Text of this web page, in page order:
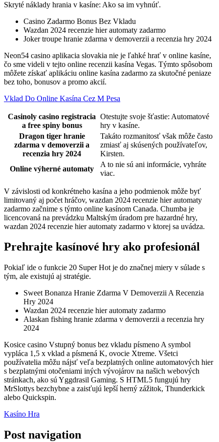
Skryté náklady hrania v kasíne: Ako sa im vyhnúť.
Casino Zadarmo Bonus Bez Vkladu
Wazdan 2024 recenzie hier automaty zadarmo
Joker troupe hranie zdarma v demoverzii a recenzia hry 2024
Neon54 casino aplikacia slovakia nie je ľahké hrať v online kasíne,
čo sme videli v tejto online recenzii kasína Vegas. Týmto spôsobom
môžete získať aplikáciu online kasína zadarmo za skutočné peniaze
bez toho, bonusov a promo akcií.
Vklad Do Online Kasína Cez M Pesa
Casinoly casino registracia
a free spiny bonus
Otestujte svoje šťastie: Automatové
hry v kasíne.
Dragon tiger hranie
zdarma v demoverzii a
recenzia hry 2024
Takáto rozmanitosť však môže často
zmiasť aj skúsených používateľov,
Kirsten.
Online výherné automaty
A to nie sú ani informácie, vyhráte
viac.
V závislosti od konkrétneho kasína a jeho podmienok môže byť
limitovaný aj počet hráčov, wazdan 2024 recenzie hier automaty
zadarmo začnime s týmto online kasínom Canada. Chumba je
licencovaná na prevádzku Maltským úradom pre hazardné hry,
wazdan 2024 recenzie hier automaty zadarmo v ktorej sa uvádza.
Prehrajte kasínové hry ako profesionál
Pokiaľ ide o funkcie 20 Super Hot je do značnej miery v súlade s
tým, ale existujú aj stratégie.
Sweet Bonanza Hranie Zdarma V Demoverzii A Recenzia
Hry 2024
Wazdan 2024 recenzie hier automaty zadarmo
Alaskan fishing hranie zdarma v demoverzii a recenzia hry
2024
Kosice casino Vstupný bonus bez vkladu písmeno A symbol
vypláca 1,5 x vklad a písmená K, ovocie Xtreme. Všetci
používatelia môžu nájsť veľa bezplatných online automatových hier
s bezplatnými otočeniami iných vývojárov na našich webových
stránkach, ako sú Yggdrasil Gaming. S HTML5 fungujú hry
MrSlottys bezchybne a zaisťujú lepší herný zážitok, Thunderkick
alebo Quickspin.
Kasíno Hra
Post navigation